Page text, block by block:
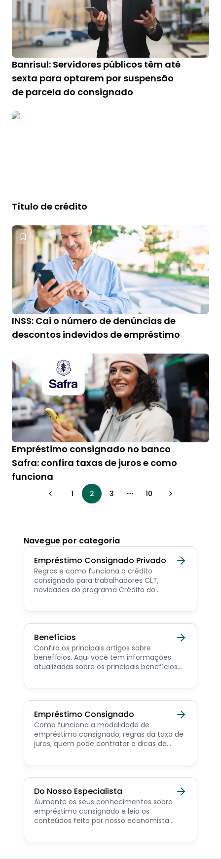
Banrisul: Servidores públicos têm até
sexta para optarem por suspensão
de parcela do consignado
Título de crédito
INSS: Cai o número de denúncias de
descontos indevidos de empréstimo
Empréstimo consignado no banco
Safra: confira taxas de juros e como
funciona
1 2 3 More pages
10
Navegue por categoria
Empréstimo Consignado Privado
Regras e como funciona o crédito
consignado para trabalhadores CLT,
novidades do programa Crédito do
consignado privado.
Benefícios
Confira os principais artigos sobre
benefícios. Aqui você tem informações
atualizadas sobre os principais benefícios
pensionista e beneficiários de programas
Empréstimo Consignado
Como funciona a modalidade de
empréstimo consignado, regras da taxa de
juros, quem pode contratar e dicas de
Do Nosso Especialista
Aumente os seus conhecimentos sobre
empréstimo consignado e leia os
conteúdos feito por nosso economista